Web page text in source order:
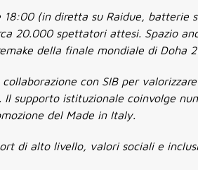
(in diretta su Raidue, batterie
20.000 spettatori attesi. Spazio
della finale mondiale di Doha
con SIB per
Il supporto istituzionale coinvolge
del Made in Italy.
di alto livello, valori sociali e